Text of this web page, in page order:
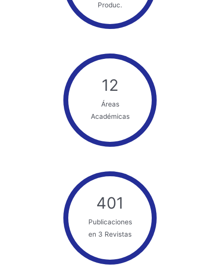
Produc.
12
Áreas
Académicas
401
Publicaciones
en 3 Revistas